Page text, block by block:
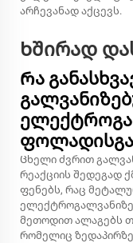
არჩევანად აქცევს.
Ხშირად
Რა
Ცხელი ძვრით
რეაქციის შედეგად
ფენებს, რაც
მეთოდით ალაგებს
რომელიც ზედაპირზე